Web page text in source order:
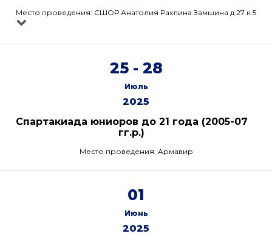
Место проведения: СШОР Анатолия Рахлина Замшина д.27 к.5
25 - 28
Июль
2025
Спартакиада юниоров до 21 года (2005-07
гг.р.)
Место проведения: Армавир
01
Июнь
2025